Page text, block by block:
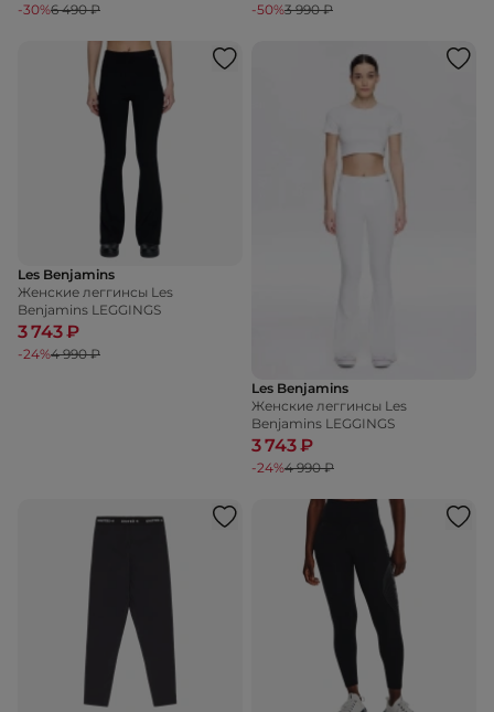
-30%6 490 ₽ -50%3 990 ₽
Les Benjamins
Женские леггинсы Les
Benjamins LEGGINGS
3 743 ₽
-24%4 990 ₽
Les Benjamins
Женские леггинсы Les
Benjamins LEGGINGS
3 743 ₽
-24%4 990 ₽